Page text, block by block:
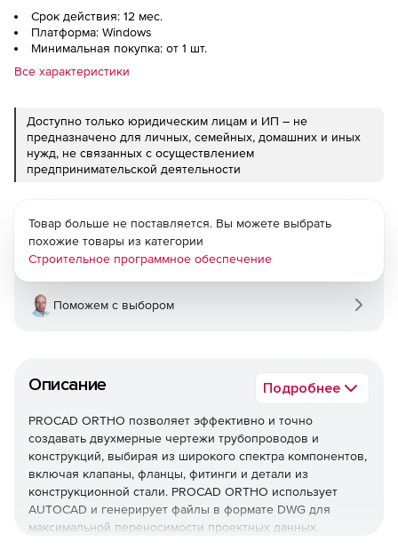
Срок действия: 12 мес.
Платформа: Windows
Минимальная покупка: от 1 шт.
Все характеристики
Доступно только юридическим лицам и ИП – не
предназначено для личных, семейных, домашних и иных
нужд, не связанных с осуществлением
предпринимательской деятельности
Описание Подробнее
PROCAD ORTHO позволяет эффективно и точно
создавать двухмерные чертежи трубопроводов и
конструкций, выбирая из широкого спектра компонентов,
включая клапаны, фланцы, фитинги и детали из
конструкционной стали. PROCAD ORTHO использует
AUTOCAD и генерирует файлы в формате DWG для
максимальной переносимости проектных данных.
Товар больше не поставляется. Вы можете выбрать
похожие товары из категории
Строительное программное обеспечение
Поможем с выбором